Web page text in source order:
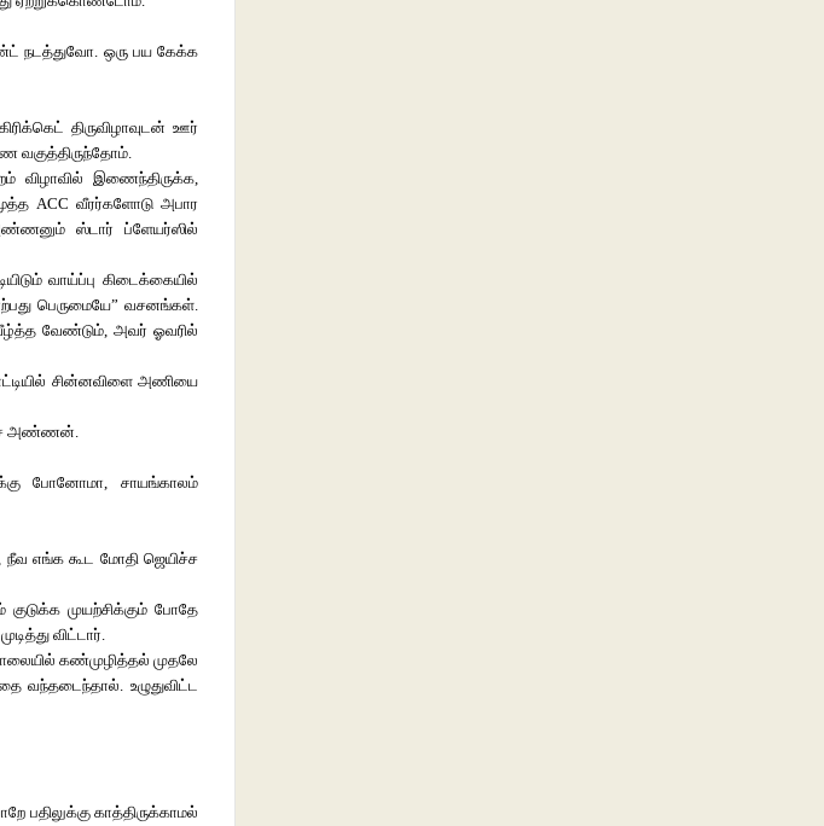
நடத்துவோ. ஒரு பய கேக்க
திருவிழாவுடன் ஊர்
வகுத்திருந்தோம்.
விழாவில் இணைந்திருக்க,
ACC வீரர்களோடு அபார
ஸ்டார் ப்ளேயர்ஸில்
வாய்ப்பு கிடைக்கையில்
பெருமையே” வசனங்கள்.
வேண்டும், அவர் ஓவரில்
சின்னவிளை அணியை
அண்ணன்.
போனோமா, சாயங்காலம்
எங்க கூட மோதி ஜெயிச்ச
முயற்சிக்கும் போதே
விட்டார்.
கண்முழித்தல் முதலே
வந்தடைந்தால். உழுதுவிட்ட
பதிலுக்கு காத்திருக்காமல்